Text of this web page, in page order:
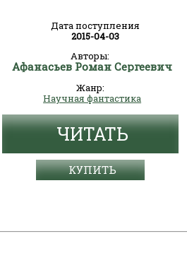
Дата поступления
2015-04-03
Авторы:
Афанасьев Роман Сергеевич
Жанр:
Научная фантастика
ЧИТАТЬ
КУПИТЬ